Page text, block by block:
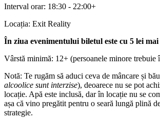
Interval orar: 18:30 - 22:00+
Locația: Exit Reality
În ziua evenimentului biletul este cu 5 lei mai
Vârstă minimă: 12+ (persoanele minore trebuie
Notă: Te rugăm să aduci ceva de mâncare și
alcoolice sunt interzise), deoarece nu se pot
locație. Apă este inclusă, dar în locație nu se
așa că vino pregătit pentru o seară lungă plină
strategie.